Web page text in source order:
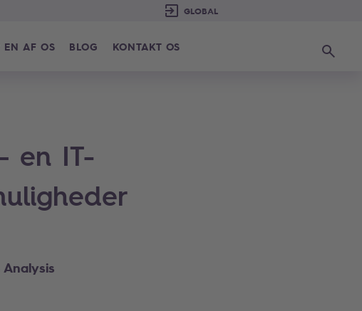
EN AF OS BLOG KONTAKT OS Søg
en IT-